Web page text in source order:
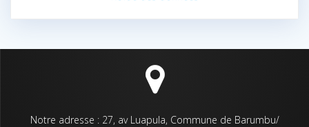
Notre adresse : 27, av Luapula, Commune de Barumbu/